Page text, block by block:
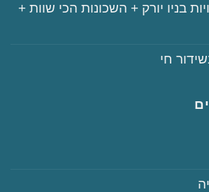
בניו יורק + השכונות הכי שוות +
חי